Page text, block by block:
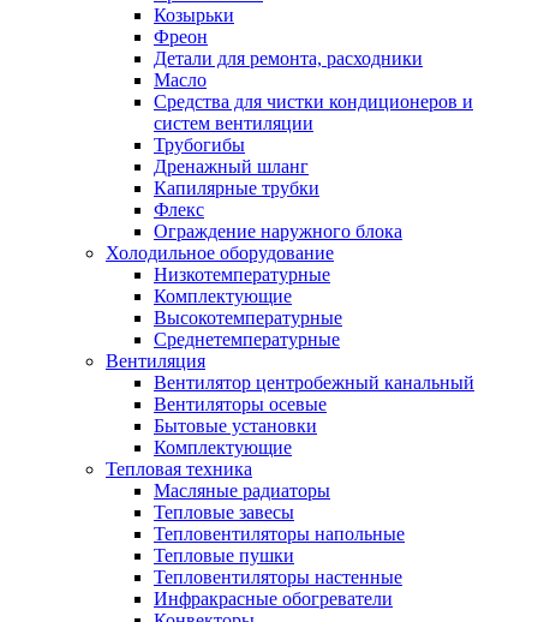
Козырьки
Фреон
Детали для ремонта, расходники
Масло
Средства для чистки кондиционеров и
систем вентиляции
Трубогибы
Дренажный шланг
Капилярные трубки
Флекс
Ограждение наружного блока
Холодильное оборудование
Низкотемпературные
Комплектующие
Высокотемпературные
Среднетемпературные
Вентиляция
Вентилятор центробежный канальный
Вентиляторы осевые
Бытовые установки
Комплектующие
Тепловая техника
Масляные радиаторы
Тепловые завесы
Тепловентиляторы напольные
Тепловые пушки
Тепловентиляторы настенные
Инфракрасные обогреватели